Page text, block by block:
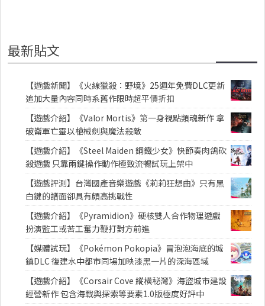
最新貼文
【遊戲新聞】《火線獵殺：野境》25週年免費DLC更新
追加大量內容同時系舊作限時超平價折扣
【遊戲介紹】《Valor Mortis》第一身視點類魂新作 拿
破崙軍亡靈以槍械劍與魔法殺敵
【遊戲介紹】《Steel Maiden 鋼鐵少女》快節奏肉鴿砍
殺遊戲 只靠兩鍵操作動作極致流暢試玩上架中
【遊戲評測】台灣國產音樂遊戲《莉莉狂想曲》只有黑
白鍵的譜面卻具有頗高挑戰性
【遊戲介紹】《Pyramidion》硬核雙人合作物理遊戲
扮演監工或苦工奮力鞭打對方前進
【媒體試玩】《Pokémon Pokopia》冒泡泡海底的城
鎮DLC 復建水中都市同場加映漆黑一片的深海區域
【遊戲介紹】《Corsair Cove 縱橫秘灣》海盜城市建設
經營新作 包含海戰與探索等要素1.0版極度好評中